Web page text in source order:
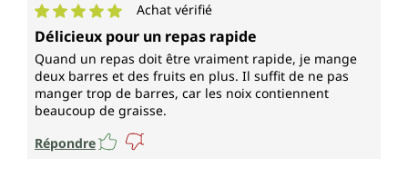
Note moyenne de 5 sur 5 étoiles
Achat vérifié
Délicieux pour un repas rapide
Quand un repas doit être vraiment rapide, je mange
deux barres et des fruits en plus. Il suffit de ne pas
manger trop de barres, car les noix contiennent
beaucoup de graisse.
Répondre